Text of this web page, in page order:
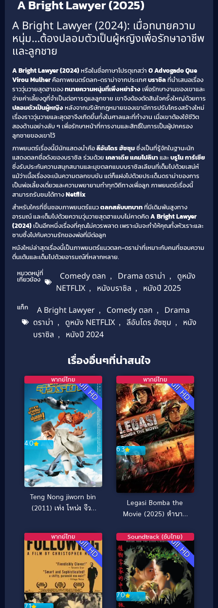
A Bright Lawyer (2025)
A Bright Lawyer (2024): เมื่อทนายความ
หนุ่ม…ต้องปลอมตัวเป็นผู้หญิงเพื่อรักษาอาชีพ
และลูกชาย
A Bright Lawyer (2024)หรือในชื่อภาษาโปรตุเกสว่า O Advogado Que
Virou Mulherคือภาพยนตร์ตลก-ดราม่าจากประเทศบราซิลที่นำเสนอเรื่อง
ราววุ่นวายสุดฮาของทนายความหนุ่มที่เพิ่งหย่าร้างเพื่อรักษางานของเขาและ
จ่ายค่าเลี้ยงดูที่จำเป็นต่อการดูแลลูกชาย เขาจึงต้องตัดสินใจครั้งใหญ่ด้วยการ
ปลอมตัวเป็นผู้หญิงหลังจากบริษัทกฎหมายของเขามีการปรับโครงสร้างใหม่
เรื่องราววุ่นวายและสุดฮาจึงเกิดขึ้นทั้งในศาลและที่ทำงาน เมื่อเขาต้องใช้ชีวิต
สองด้านอย่างลับ ๆ เพื่อรักษาหน้าที่การงานและสิทธิ์ในการเป็นผู้ปกครอง
ลูกชายของเขาไว้
ภาพยนตร์เรื่องนี้มีนักแสดงนำคือลีอันโดร ฮัซซุมซึ่งเป็นที่รู้จักในฐานะนัก
แสดงตลกชื่อดังของบราซิล ร่วมด้วย เคลาเดีย แคมโปลินาและบรูโน การ์เซีย
ซึ่งรับประกันความสนุกสนานและมุขตลกแบบบราซิลเลียนที่เต็มไปด้วยเสน่ห์
แม้ว่าเนื้อเรื่องจะเน้นความตลกขบขัน แต่ก็แฝงไปด้วยประเด็นดราม่าของการ
เป็นพ่อเลี้ยงเดี่ยวและความพยายามทำทุกวิถีทางเพื่อลูก ภาพยนตร์เรื่องนี้
สามารถรับชมได้ทางNetflix
สำหรับใครที่ชื่นชอบภาพยนตร์แนวตลกสลับบทบาทที่มีเดิมพันสูงทาง
อารมณ์ และเต็มไปด้วยความวุ่นวายสุดฮาแบบไม่คาดคิดA Bright Lawyer
(2024)เป็นอีกหนึ่งเรื่องที่คุณไม่ควรพลาด เพราะมันจะทำให้คุณทั้งหัวเราะและ
ซาบซึ้งไปกับความรักของพ่อที่มีต่อลูก
หนังใหม่ล่าสุดเรื่องนี้เป็นภาพยนตร์แนวตลก-ดราม่าที่เหมาะกับคนที่ชอบความ
ตื่นเต้นและเต็มไปด้วยอารมณ์ที่หลากหลาย.
หมวดหมู่ที่
เกี่ยวข้อง Comedy ตลก , Drama ดราม่า ,
ดูหนัง
NETFLIX , หนังบราซิล , หนังปี 2025
แท็ก A Bright Lawyer , Comedy ตลก ,
Drama
ดราม่า , ดูหนัง NETFLIX , ลีอันโดร ฮัซซุม ,
หนัง
บราซิล , หนังปี 2024
เรื่องอื่นๆที่น่าสนใจ
Full HD
4.0
พากย์ไทย
Teng Nong jiworn bin
(2011) เท่ง โหน่ง จีวร
Full HD
6.3
พากย์ไทย
Legasi Bomba the
Movie (2025) ตำนาน
Full HD
พากย์ไทย Full HD
7.0
Soundtrack (ซับไทย)